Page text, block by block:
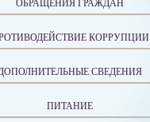
ОБРАЩЕНИЯ ГРАЖДАН
КОРРУПЦИИ
СВЕДЕНИЯ
ПИТАНИЕ